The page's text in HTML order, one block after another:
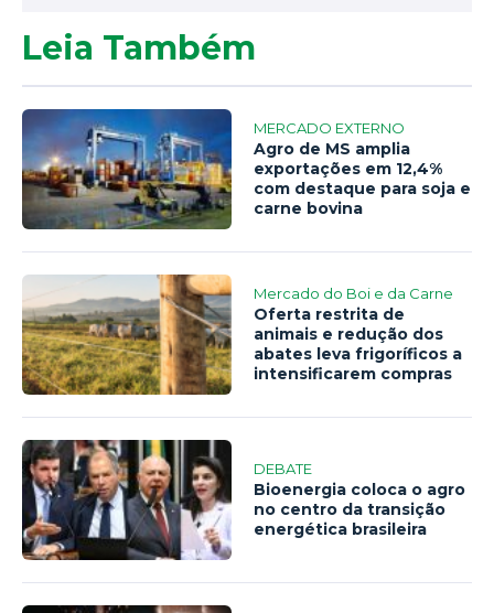
Leia Também
MERCADO EXTERNO
Agro de MS amplia
exportações em 12,4%
com destaque para soja e
carne bovina
Mercado do Boi e da Carne
Oferta restrita de
animais e redução dos
abates leva frigoríficos a
intensificarem compras
DEBATE
Bioenergia coloca o agro
no centro da transição
energética brasileira